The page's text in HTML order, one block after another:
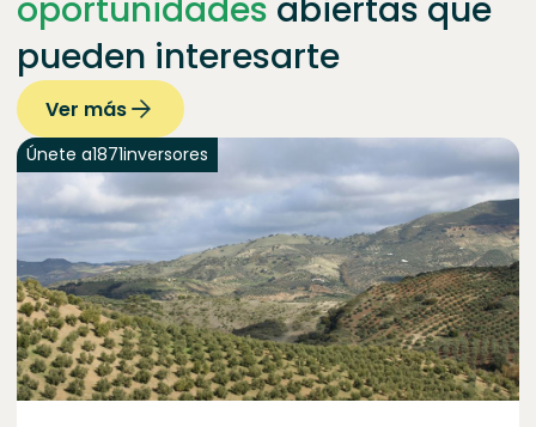
oportunidades abiertas que
pueden interesarte
Ver más
Únete a1871inversores